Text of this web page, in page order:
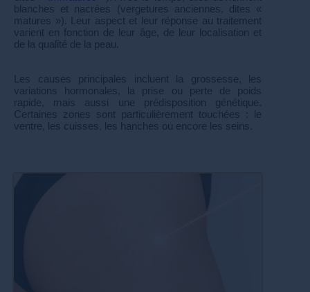
blanches et nacrées (vergetures anciennes, dites «
matures »). Leur aspect et leur réponse au traitement
varient en fonction de leur âge, de leur localisation et
de la qualité de la peau.
Les causes principales incluent la grossesse, les
variations hormonales, la prise ou perte de poids
rapide, mais aussi une prédisposition génétique.
Certaines zones sont particulièrement touchées : le
ventre, les cuisses, les hanches ou encore les seins.